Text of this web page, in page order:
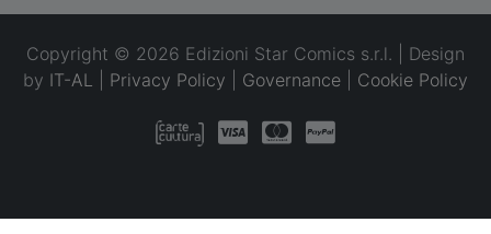
Copyright © 2026 Edizioni Star Comics s.r.l. | Design
by IT-AL Privacy Policy Governance Cookie Policy